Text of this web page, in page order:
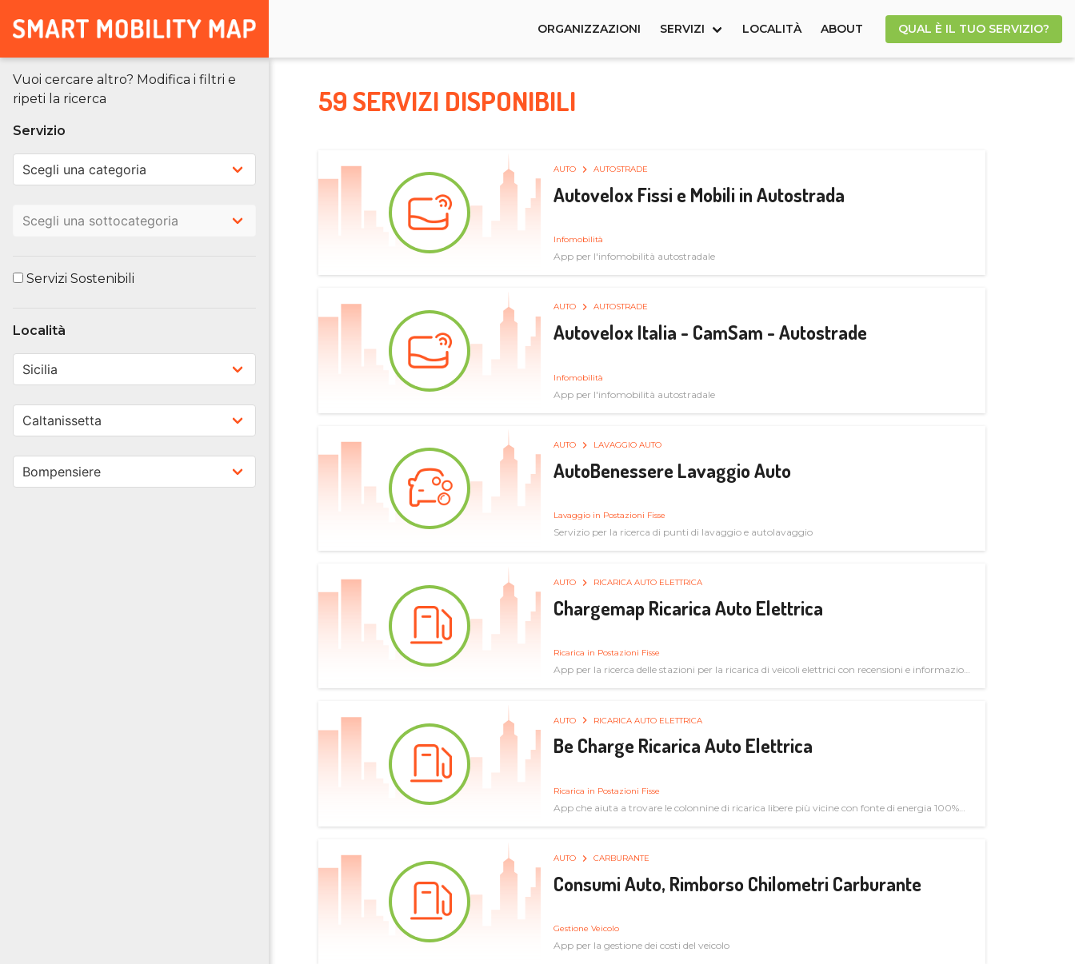
ORGANIZZAZIONI SERVIZI LOCALITÀ ABOUT QUAL È IL TUO SERVIZIO?
Vuoi cercare altro? Modifica i filtri e
ripeti la ricerca
Servizio
Servizi Sostenibili
Località
59 SERVIZI DISPONIBILI
AUTO AUTOSTRADE
Autovelox Fissi e Mobili in Autostrada
Infomobilità
App per l'infomobilità autostradale
AUTO AUTOSTRADE
Autovelox Italia - CamSam - Autostrade
Infomobilità
App per l'infomobilità autostradale
AUTO LAVAGGIO AUTO
AutoBenessere Lavaggio Auto
Lavaggio in Postazioni Fisse
Servizio per la ricerca di punti di lavaggio e autolavaggio
AUTO RICARICA AUTO ELETTRICA
Chargemap Ricarica Auto Elettrica
Ricarica in Postazioni Fisse
App per la ricerca delle stazioni per la ricarica di veicoli elettrici con recensioni e informazioni
AUTO RICARICA AUTO ELETTRICA
Be Charge Ricarica Auto Elettrica
Ricarica in Postazioni Fisse
App che aiuta a trovare le colonnine di ricarica libere più vicine con fonte di energia 100%
AUTO CARBURANTE
Consumi Auto, Rimborso Chilometri Carburante
Gestione Veicolo
App per la gestione dei costi del veicolo